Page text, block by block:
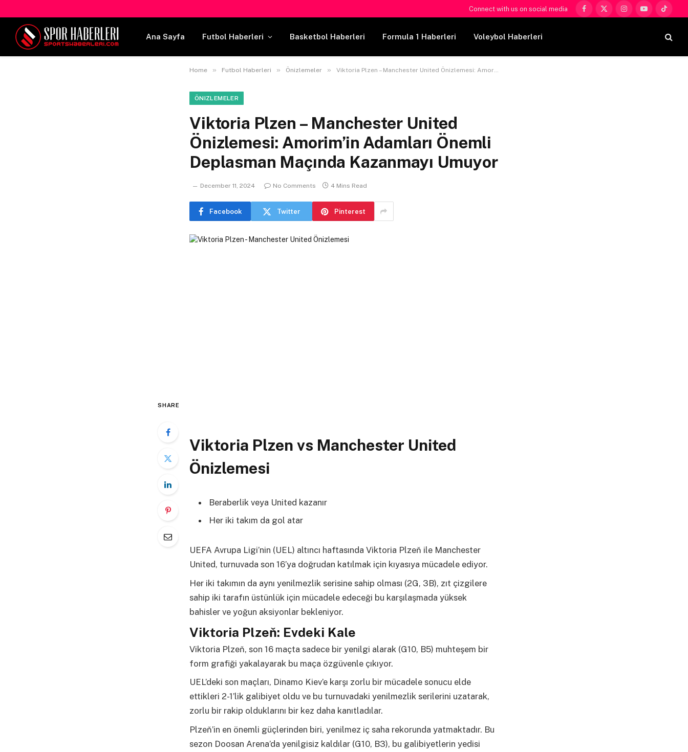
Connect with us on social media
Facebook
X
InstagramYouTubeTikTok
Ana Sayfa Futbol Haberleri Basketbol Haberleri Formula 1 Haberleri Voleybol Haberleri
Home » Futbol Haberleri » Önizlemeler » Viktoria Plzen – Manchester United Önizlemesi: Amorim’in Adamları Önemli Deplasman Maçında Kazanmayı Umuyor
ÖNIZLEMELER
Viktoria Plzen – Manchester United
Önizlemesi: Amorim’in Adamları Önemli
Deplasman Maçında Kazanmayı Umuyor
December 11, 2024 No Comments 4 Mins Read
Facebook Twitter Pinterest
SHARE
Viktoria Plzen vs Manchester United
Önizlemesi
Beraberlik veya United kazanır
Her iki takım da gol atar
UEFA Avrupa Ligi’nin (UEL) altıncı haftasında Viktoria Plzeň ile Manchester
United, turnuvada son 16’ya doğrudan katılmak için kıyasıya mücadele ediyor.
Her iki takımın da aynı yenilmezlik serisine sahip olması (2G, 3B), zıt çizgilere
sahip iki tarafın üstünlük için mücadele edeceği bu karşılaşmada yüksek
bahisler ve yoğun aksiyonlar bekleniyor.
Viktoria Plzeň: Evdeki Kale
Viktoria Plzeň, son 16 maçta sadece bir yenilgi alarak (G10, B5) muhteşem bir
form grafiği yakalayarak bu maça özgüvenle çıkıyor.
UEL’deki son maçları, Dinamo Kiev’e karşı zorlu bir mücadele sonucu elde
ettikleri 2-1’lik galibiyet oldu ve bu turnuvadaki yenilmezlik serilerini uzatarak,
zorlu bir rakip olduklarını bir kez daha kanıtladılar.
Plzeň’in en önemli güçlerinden biri, yenilmez iç saha rekorunda yatmaktadır. Bu
sezon Doosan Arena’da yenilgisiz kaldılar (G10, B3), bu galibiyetlerin yedisi